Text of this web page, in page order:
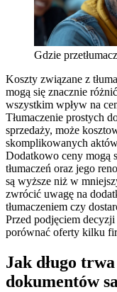
Gdzie
Koszty związane z
mogą się znacznie
wszystkim wpływ na
Tłumaczenie prostych
sprzedaży, może
skomplikowanych
Dodatkowo ceny mogą
tłumaczeń oraz jego
są wyższe niż w
zwrócić uwagę na
tłumaczeniem czy
Przed podjęciem
porównać oferty kilku
Jak długo
dokumentów